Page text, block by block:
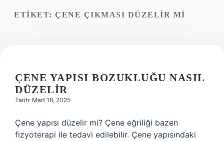
Yasal Uyarı
ETIKET: ÇENE ÇIKMASI DÜZELIR MI
ÇENE YAPISI BOZUKLUĞU NASIL
DÜZELIR
Tarih: Mart 18, 2025
Çene yapısı düzelir mi? Çene eğriliği bazen
fizyoterapi ile tedavi edilebilir. Çene yapısındaki